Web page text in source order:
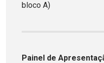
bloco A)
Painel de